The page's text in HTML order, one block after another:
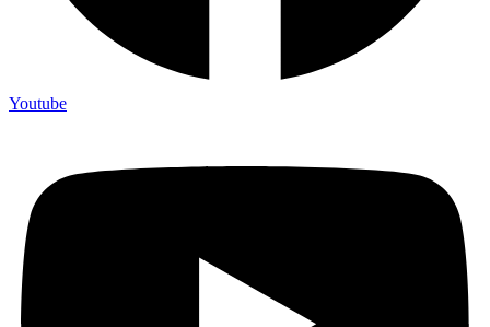
Youtube